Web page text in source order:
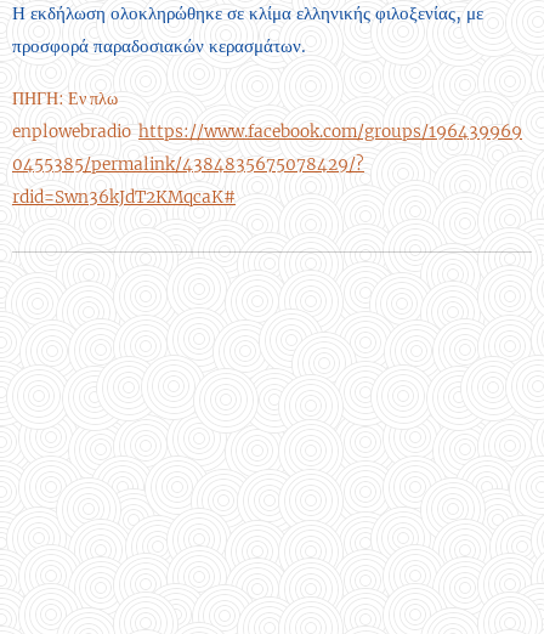
Η εκδήλωση ολοκληρώθηκε σε κλίμα ελληνικής φιλοξενίας, με
προσφορά παραδοσιακών κερασμάτων.
ΠΗΓΗ: Εν πλω
enplowebradio https://www.facebook.com/groups/196439969
0455385/permalink/4384835675078429/?
rdid=Swn36kJdT2KMqcaK#